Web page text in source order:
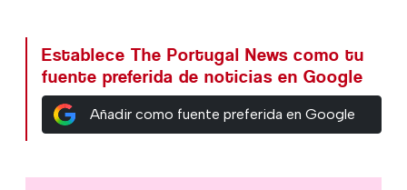
Establece The Portugal News como tu
fuente preferida de noticias en Google
Añadir como fuente preferida en Google